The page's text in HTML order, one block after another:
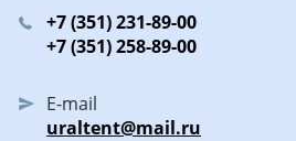
+7 (351) 231-89-00
+7 (351) 258-89-00
E-mail
uraltent@mail.ru